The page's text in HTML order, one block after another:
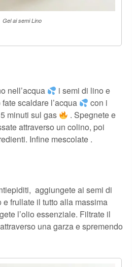
Gel ai semi Lino
nell’acqua
i semi di lino e
scaldare l’acqua
con i
minuti sul gas
. Spegnete e
attraverso un colino, poi
Infine mescolate .
aggiungete ai semi di
e frullate il tutto alla massima
l’olio essenziale. Filtrate il
una garza e spremendo